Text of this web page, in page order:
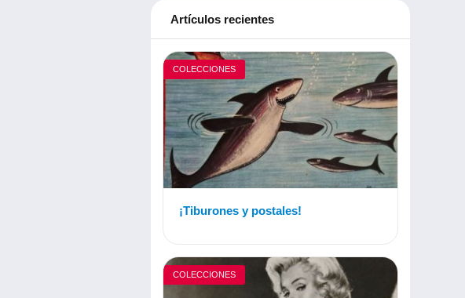
Artículos recientes
COLECCIONES
¡Tiburones y postales!
COLECCIONES